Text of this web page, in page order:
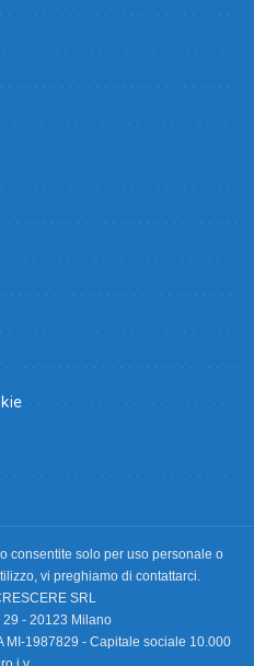
consentite solo per uso personale o
vi preghiamo di contattarci.
SRL
29 - 20123 Milano
MI-1987829 - Capitale sociale 10.000